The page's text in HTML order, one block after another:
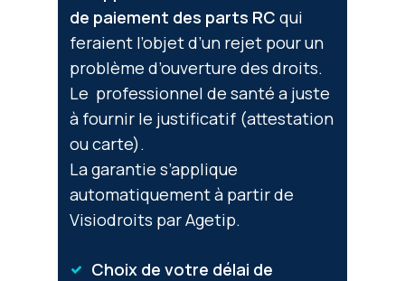
de paiement des parts RCqui
feraient l’objet d’un rejet pour un
problème d’ouverture des droits.
Le professionnel de santé a juste
à fournir le justificatif (attestation
ou carte).
La garantie s’applique
automatiquement à partir de
Visiodroits par Agetip.
Choix de votre délai de